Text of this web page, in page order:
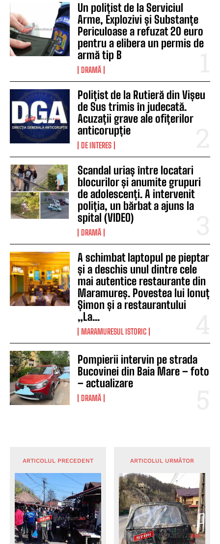
Un polițist de la Serviciul
Arme, Explozivi și Substanțe
Periculoase a refuzat 20 euro
pentru a elibera un permis de
armă tip B
DRAMĂ
Polițist de la Rutieră din Vișeu
de Sus trimis în judecată.
Acuzații grave ale ofițerilor
anticorupție
DE INTERES
Scandal uriaș între locatari
blocurilor și anumite grupuri
de adolescenți. A intervenit
poliția, un bărbat a ajuns la
spital (VIDEO)
DRAMĂ
A schimbat laptopul pe pieptar
și a deschis unul dintre cele
mai autentice restaurante din
Maramureș. Povestea lui Ionuț
Șimon și a restaurantului
„La...
MARAMURESUL ISTORIC
Pompierii intervin pe strada
Bucovinei din Baia Mare – foto
– actualizare
DRAMĂ
ARTICOLUL PRECEDENT ARTICOLUL URMĂTOR